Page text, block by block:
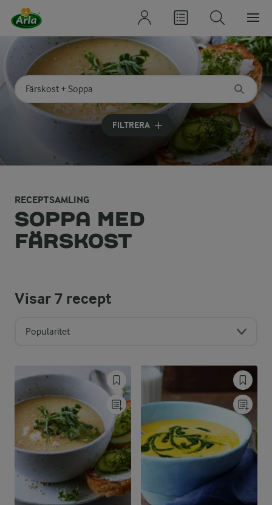
Sök på kategori eller ingrediens
Skriv in sökord för att få förslag
FILTRERA
RECEPTSAMLING
SOPPA MED
FÄRSKOST
Visar7 recept
Popularitet